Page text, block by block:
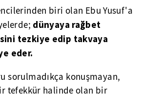
biri olan Ebu Yusuf'a
dünyaya rağbet
tezkiye edip takvaya
eder.
sorulmadıkça konuşmayan,
tefekkür halinde olan bir